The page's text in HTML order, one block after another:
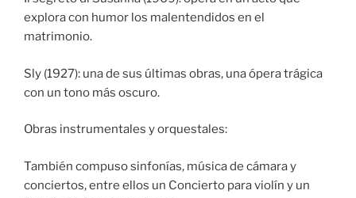
explora con humor los malentendidos en el
matrimonio.
Sly (1927): una de sus últimas obras, una ópera trágica
con un tono más oscuro.
Obras instrumentales y orquestales:
También compuso sinfonías, música de cámara y
conciertos, entre ellos un Concierto para violín y un